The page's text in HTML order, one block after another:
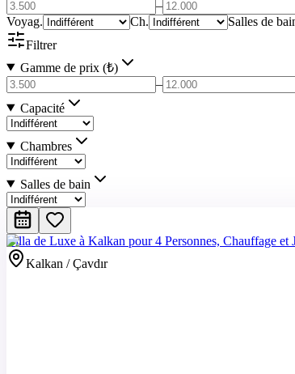
–
Voyag.
Ch.
Salles de
Filtrer
Gamme de prix (₺)
–
Capacité
Chambres
Salles de bain
Villa de Luxe à Kalkan pour 4 Personnes, Chauffage et
Kalkan / Çavdır